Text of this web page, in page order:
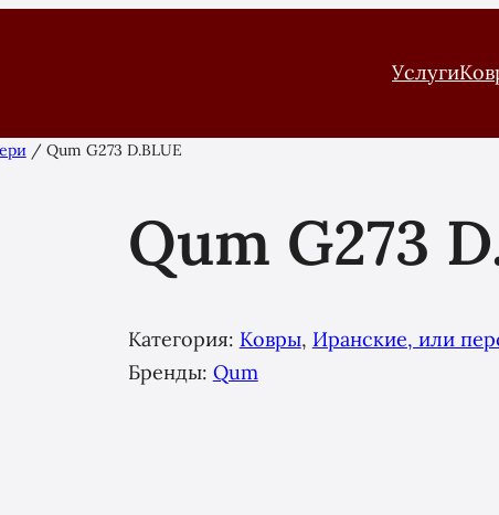
Услуги
/ Qum G273 D.BLUE
Qum G273
Категория: Ковры, Иранские, или
Бренды: Qum